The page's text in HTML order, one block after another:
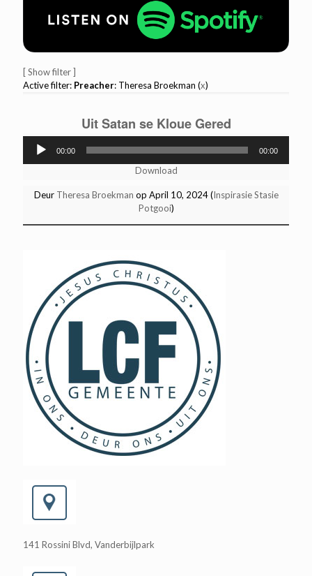
[ Show filter ]
Active filter: Preacher: Theresa Broekman (x)
Uit Satan se Kloue Gered
Player
00:00 00:00
Download
Deur Theresa Broekman op April 10, 2024 (Inspirasie Stasie
Potgooi)
141 Rossini Blvd, Vanderbijlpark